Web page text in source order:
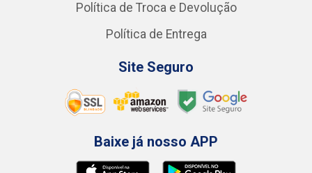
Política de Troca e Devolução
Política de Entrega
Site Seguro
Baixe já nosso APP